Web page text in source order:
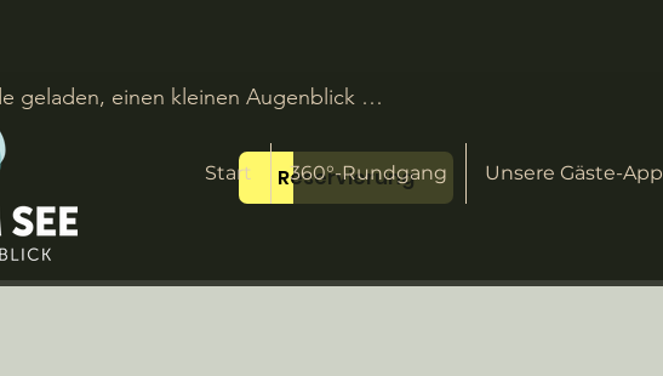
Reservierung
geladen, einen kleinen Augenblick …
Start 360°-Rundgang Unsere Gäste-App